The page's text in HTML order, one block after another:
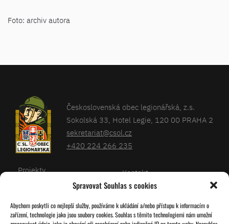
Spravovat Souhlas s cookies
Abychom poskytli co nejlepší služby, používáme k ukládání a/nebo přístupu k informacím o
zařízení, technologie jako jsou soubory cookies. Souhlas s těmito technologiemi nám umožní
Foto: archiv autora
Československá obec legionářská, z.s.
Sokolská 33, Hotel Legie, 120 00 PRAHA 2
sekretariat@csol.cz
+420 224 266 235
Projekty
Kalendář
Kontakt
Databáze legionářů
Pro členy